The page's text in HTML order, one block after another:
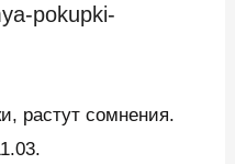
pokupki-
растут сомнения.